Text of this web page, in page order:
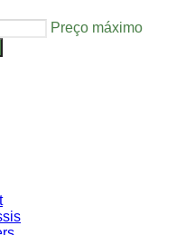
Preço máximo